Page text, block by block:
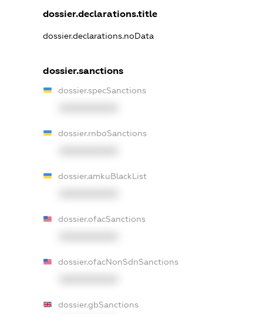
dossier.declarations.title
dossier.declarations.noData
dossier.sanctions
dossier.specSanctions
dossier.rnboSanctions
dossier.amkuBlackList
dossier.ofacSanctions
dossier.ofacNonSdnSanctions
dossier.gbSanctions